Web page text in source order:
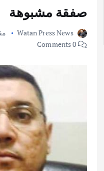
صفقة مشبوهة
Watan Press News